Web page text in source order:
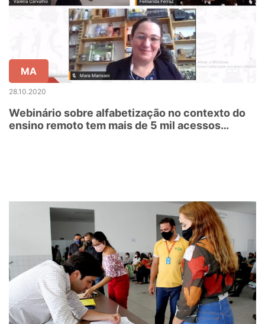
MA
28.10.2020
Webinário sobre alfabetização no contexto do
ensino remoto tem mais de 5 mil acessos